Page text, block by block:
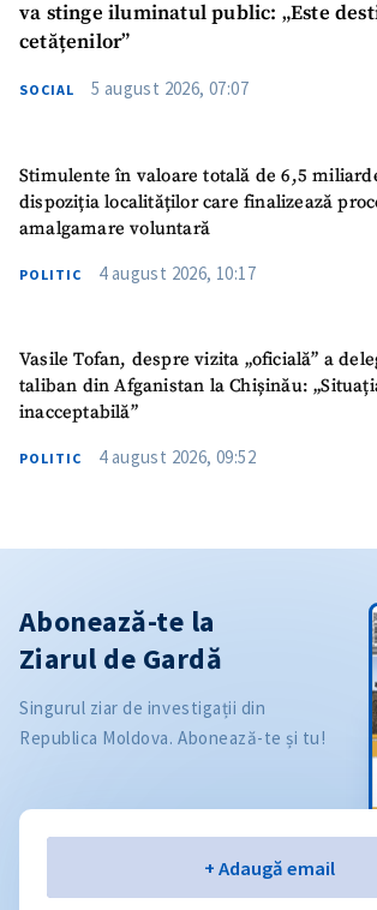
va stinge iluminatul public: „Este
cetățenilor”
SOCIAL 5 august 2026, 07:07
Stimulente în valoare totală de 6,5
dispoziția localităților care finalizează
amalgamare voluntară
POLITIC 4 august 2026, 10:17
Vasile Tofan, despre vizita „oficială” a
taliban din Afganistan la Chișinău:
inacceptabilă”
POLITIC 4 august 2026, 09:52
Abonează-te la
Ziarul de Gardă
Singurul ziar de investigații din
Republica Moldova. Abonează-te și tu!
+ Adaugă email